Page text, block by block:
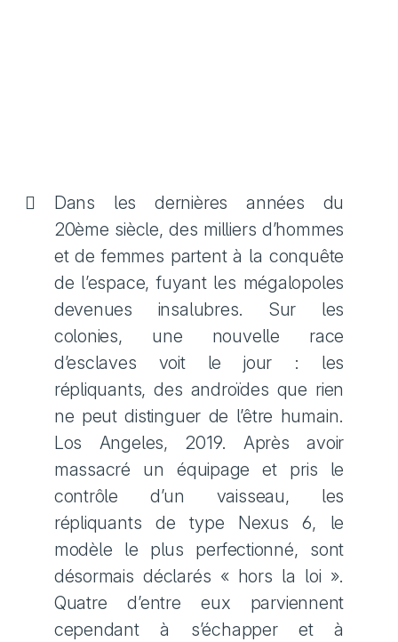
Dans les dernières années du
20ème siècle, des milliers d’hommes
et de femmes partent à la conquête
de l’espace, fuyant les mégalopoles
devenues insalubres. Sur les
colonies, une nouvelle race
d’esclaves voit le jour : les
répliquants, des androïdes que rien
ne peut distinguer de l’être humain.
Los Angeles, 2019. Après avoir
massacré un équipage et pris le
contrôle d’un vaisseau, les
répliquants de type Nexus 6, le
modèle le plus perfectionné, sont
désormais déclarés « hors la loi ».
Quatre d’entre eux parviennent
cependant à s’échapper et à